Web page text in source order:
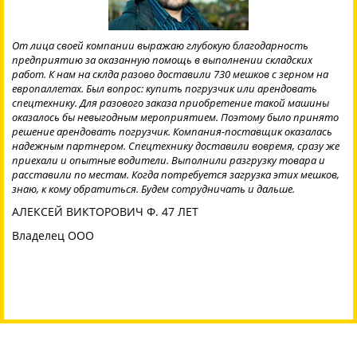
От лица своей компании выражаю глубокую благодарность
предприятию за оказанную помощь в выполнении складских
работ. К нам на склда разово доставили 730 мешков с зерном на
европаллетах. Был вопрос: купить погрузчик или арендовать
спецтехнику. Для разового заказа приобретение такой машины
оказалось бы невыгодным мероприятием. Поэтому было принято
решение арендовать погрузчик. Компания-поставщик оказалась
надежным партнером. Спецтехнику доставили вовремя, сразу же
приехали и опытные водители. Выполнили разгрузку товара и
расставили по местам. Когда потребуется загрузка этих мешков,
знаю, к кому обратиться. Будем сотрудничать и дальше.
АЛЕКСЕЙ ВИКТОРОВИЧ Ф. 47 ЛЕТ
Владелец ООО